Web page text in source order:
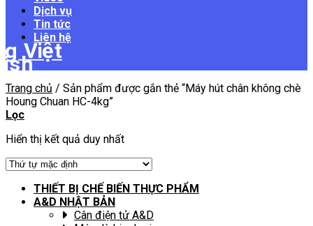
Dịch vụ
Tin tức
Liên hệ
Trang chủ / Sản phẩm được gắn thẻ “Máy hút chân không chè
Houng Chuan HC-4kg”
Lọc
Hiển thị kết quả duy nhất
THIẾT BỊ CHẾ BIẾN THỰC PHẨM
A&D NHẬT BẢN
Cân điện tử A&D